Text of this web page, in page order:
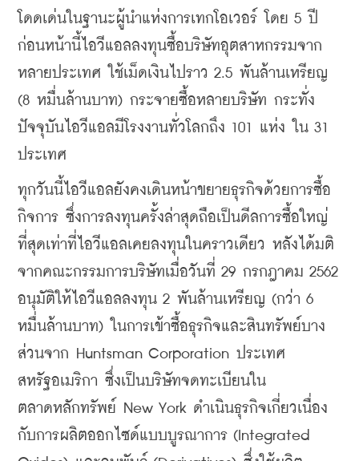
โดดเด่นในฐานะผู้นำแห่งการเทกโอเวอร์ โดย 5 ปี
ก่อนหน้านี้ไอวีแอลลงทุนซื้อบริษัทอุตสาหกรรมจาก
หลายประเทศ
ใช้เม็ดเงินไปราว 2.5 พันล้านเหรียญ
(8 หมื่นล้านบาท) กระจายซื้อหลายบริษัท กระทั่ง
ปัจจุบันไอวีแอลมีโรงงานทั่วโลกถึง 101 แห่ง ใน
ประเทศ
ทุกวันนี้ไอวีแอลยังคงเดินหน้าขยายธุรกิจด้วยการซื้อ
กิจการ ซึ่งการลงทุนครั้งล่าสุดถือเป็นดีลการซื้อใหญ่
ที่สุดเท่าที่ไอวีแอลเคยลงทุนในคราวเดียว หลังได้มติ
จากคณะกรรมการบริษัทเมื่อวันที่ 29 กรกฎาคม
อนุมัติให้ไอวีแอลลงทุน 2 พันล้านเหรียญ (กว่า
หมื่นล้านบาท)
ในการเข้าซื้อธุรกิจและสินทรัพย์บาง
ส่วนจาก Huntsman Corporation ประเทศ
สหรัฐอเมริกา ซึ่งเป็นบริษัทจดทะเบียนใน
ตลาดหลักทรัพย์ New York ดำเนินธุรกิจเกี่ยวเนื่อง
กับการผลิตออกไซด์แบบบูรณาการ (Integrated